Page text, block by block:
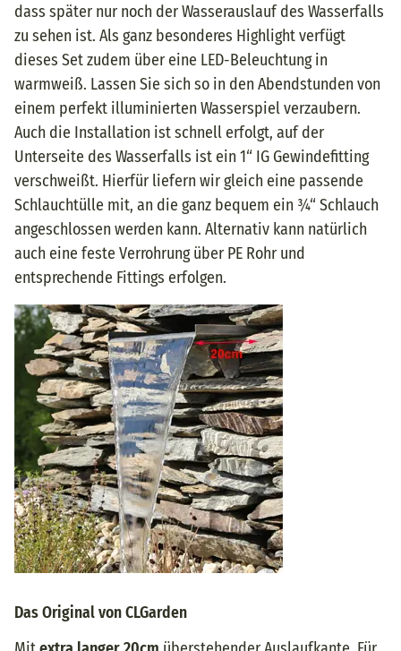
dass später nur noch der Wasserauslauf des Wasserfalls
zu sehen ist. Als ganz besonderes Highlight verfügt
dieses Set zudem über eine LED-Beleuchtung in
warmweiß. Lassen Sie sich so in den Abendstunden von
einem perfekt illuminierten Wasserspiel verzaubern.
Auch die Installation ist schnell erfolgt, auf der
Unterseite des Wasserfalls ist ein 1“ IG Gewindefitting
verschweißt. Hierfür liefern wir gleich eine passende
Schlauchtülle mit, an die ganz bequem ein ¾“ Schlauch
angeschlossen werden kann. Alternativ kann natürlich
auch eine feste Verrohrung über PE Rohr und
entsprechende Fittings erfolgen.
Das Original von CLGarden